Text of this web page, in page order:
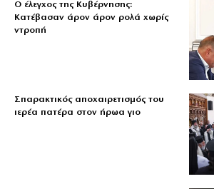
Ο έλεγχος της Κυβέρνησης:
Κατέβασαν άρον άρον ρολά χωρίς
ντροπή
Σπαρακτικός αποχαιρετισμός του
ιερέα πατέρα στον ήρωα γιο